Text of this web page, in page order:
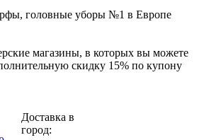
головные уборы №1 в Европе
магазины, в которых вы можете
скидку 15% по купону
Доставка в
город: